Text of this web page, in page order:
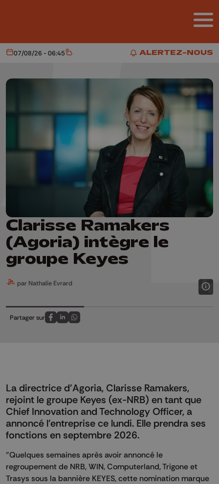
ALERTEZ-NOUS
ALERTEZ-NOUS
Aujourd'hui
07/08/26 - 06:45 Météo
Clarisse Ramakers
(Agoria) intègre le
groupe Keyes
par Nathalie Evrard
Partager sur
Partagez sur FaceBook
Partagez sur LinkedIn
Partagez sur Whatsapp
La directrice d'Agoria, Clarisse Ramakers,
rejoint le groupe Keyes (ex-NRB) en tant que
Chief Innovation and Technology Officer, a
annoncé l'entreprise ce lundi. Elle prendra ses
fonctions en septembre 2026.
"Quelques semaines après avoir annoncé le
regroupement de NRB, WIN, Computerland, Trigone et
Trasys sous la bannière KEYES, cette nomination marque